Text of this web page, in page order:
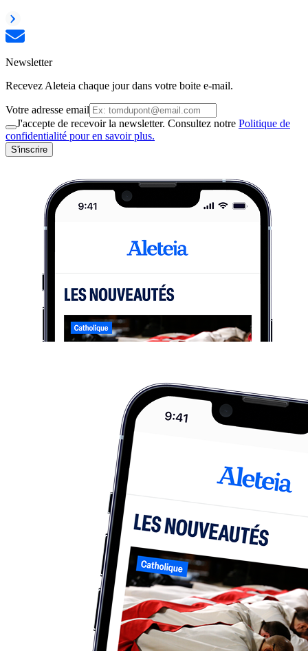
Newsletter
Recevez Aleteia chaque jour dans votre boite e-mail.
Votre adresse email
J'accepte de recevoir la newsletter. Consultez notre Politique de
confidentialité pour en savoir plus.
S'inscrire